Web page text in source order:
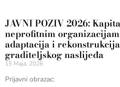
JAVNI POZIV 2026:
neprofitnim
adaptacija i
graditeljskog naslijeđa
15 Maja, 2026
Prijavni obrazac: